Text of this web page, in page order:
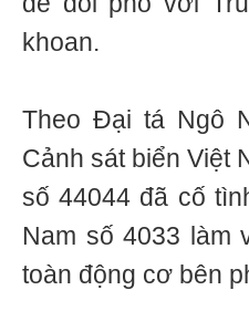
khoan.
Theo Đại tá Ngô
Cảnh sát biển Việt
số 44044 đã cố
Nam số 4033 làm
toàn động cơ bên